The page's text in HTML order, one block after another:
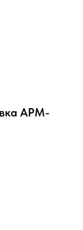
АРМ-